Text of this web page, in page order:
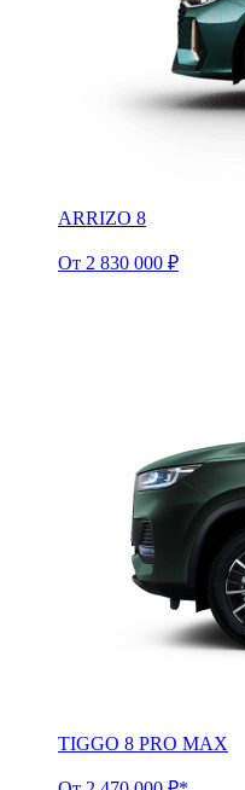
ARRIZO 8
От 2 830 000 ₽
TIGGO 8 PRO MAX